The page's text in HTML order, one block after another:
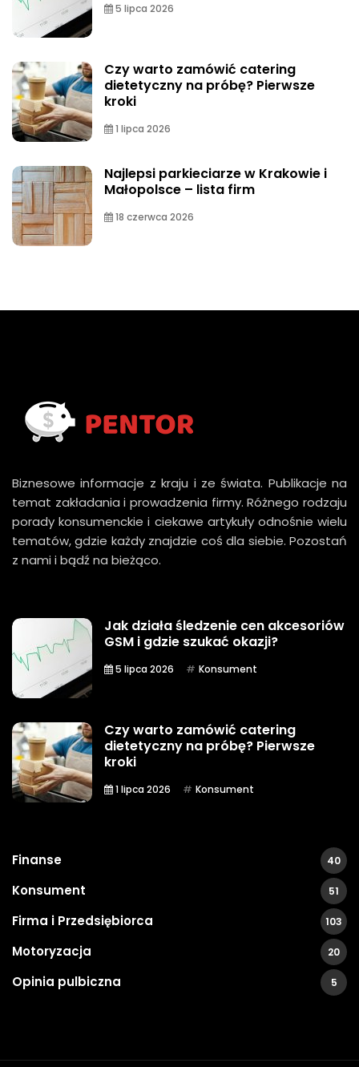
5 lipca 2026
Czy warto zamówić catering
dietetyczny na próbę? Pierwsze
kroki
1 lipca 2026
Najlepsi parkieciarze w Krakowie i
Małopolsce – lista firm
18 czerwca 2026
Biznesowe informacje z kraju i ze świata. Publikacje na
temat zakładania i prowadzenia firmy. Różnego rodzaju
porady konsumenckie i ciekawe artykuły odnośnie wielu
tematów, gdzie każdy znajdzie coś dla siebie. Pozostań
z nami i bądź na bieżąco.
Jak działa śledzenie cen akcesoriów
GSM i gdzie szukać okazji?
5 lipca 2026 Konsument
Czy warto zamówić catering
dietetyczny na próbę? Pierwsze
kroki
1 lipca 2026 Konsument
Finanse 40
Konsument 51
Firma i Przedsiębiorca 103
Motoryzacja 20
Opinia pulbiczna 5